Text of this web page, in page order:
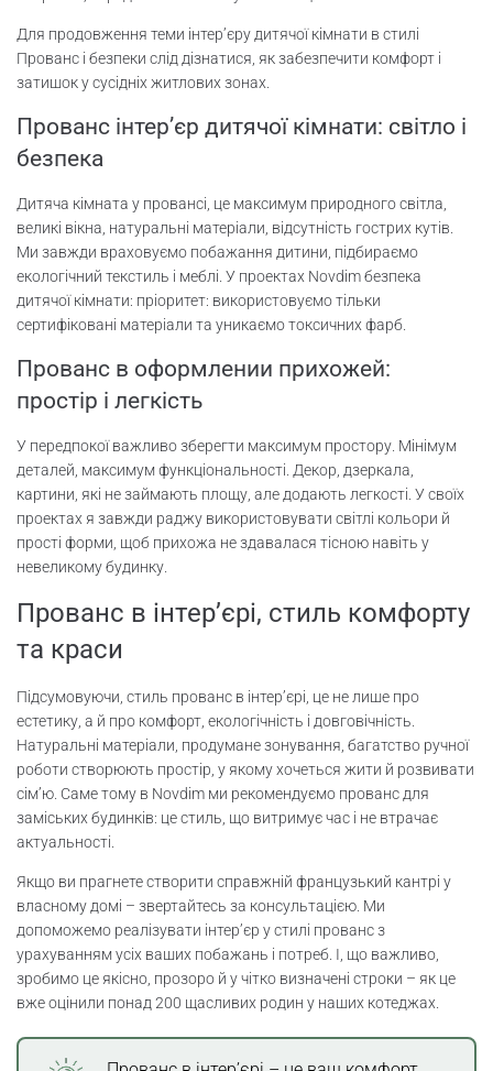
Для продовження теми інтер’єру дитячої кімнати в стилі
Прованс і безпеки слід дізнатися, як забезпечити комфорт і
затишок у сусідніх житлових зонах.
Прованс інтер’єр дитячої кімнати: світло і
безпека
Дитяча кімната у провансі, це максимум природного світла,
великі вікна, натуральні матеріали, відсутність гострих кутів.
Ми завжди враховуємо побажання дитини, підбираємо
екологічний текстиль і меблі. У проектах Novdim безпека
дитячої кімнати: пріоритет: використовуємо тільки
сертифіковані матеріали та уникаємо токсичних фарб.
Прованс в оформлении прихожей:
простір і легкість
У передпокої важливо зберегти максимум простору. Мінімум
деталей, максимум функціональності. Декор, дзеркала,
картини, які не займають площу, але додають легкості. У своїх
проектах я завжди раджу використовувати світлі кольори й
прості форми, щоб прихожа не здавалася тісною навіть у
невеликому будинку.
Прованс в інтер’єрі, стиль комфорту
та краси
Підсумовуючи, стиль прованс в інтер’єрі, це не лише про
естетику, а й про комфорт, екологічність і довговічність.
Натуральні матеріали, продумане зонування, багатство ручної
роботи створюють простір, у якому хочеться жити й розвивати
сім’ю. Саме тому в Novdim ми рекомендуємо прованс для
заміських будинків: це стиль, що витримує час і не втрачає
актуальності.
Якщо ви прагнете створити справжній французький кантрі у
власному домі – звертайтесь за консультацією. Ми
допоможемо реалізувати інтер’єр у стилі прованс з
урахуванням усіх ваших побажань і потреб. І, що важливо,
зробимо це якісно, прозоро й у чітко визначені строки – як це
вже оцінили понад 200 щасливих родин у наших котеджах.